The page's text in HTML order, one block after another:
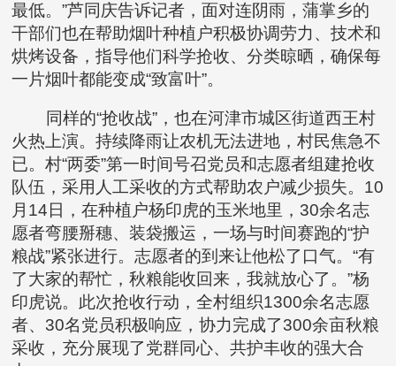
最低。”芦同庆告诉记者，面对连阴雨，蒲掌乡的
干部们也在帮助烟叶种植户积极协调劳力、技术和
烘烤设备，指导他们科学抢收、分类晾晒，确保每
一片烟叶都能变成“致富叶”。
同样的“抢收战”，也在河津市城区街道西王村
火热上演。持续降雨让农机无法进地，村民焦急不
已。村“两委”第一时间号召党员和志愿者组建抢收
队伍，采用人工采收的方式帮助农户减少损失。10
月14日，在种植户杨印虎的玉米地里，30余名志
愿者弯腰掰穗、装袋搬运，一场与时间赛跑的“护
粮战”紧张进行。志愿者的到来让他松了口气。“有
了大家的帮忙，秋粮能收回来，我就放心了。”杨
印虎说。此次抢收行动，全村组织1300余名志愿
者、30名党员积极响应，协力完成了300余亩秋粮
采收，充分展现了党群同心、共护丰收的强大合